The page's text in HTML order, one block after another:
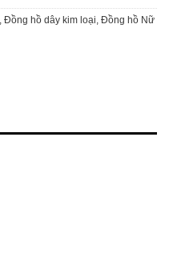
Đồng hồ dây kim loại Đồng hồ Nữ